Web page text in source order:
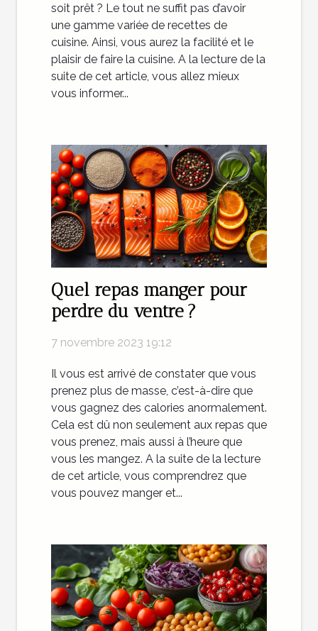
soit prêt ? Le tout ne suffit pas d’avoir
une gamme variée de recettes de
cuisine. Ainsi, vous aurez la facilité et le
plaisir de faire la cuisine. A la lecture de la
suite de cet article, vous allez mieux
vous informer...
Quel repas manger pour
perdre du ventre ?
7 novembre 2023 19:12
Il vous est arrivé de constater que vous
prenez plus de masse, c’est-à-dire que
vous gagnez des calories anormalement.
Cela est dû non seulement aux repas que
vous prenez, mais aussi à l’heure que
vous les mangez. A la suite de la lecture
de cet article, vous comprendrez que
vous pouvez manger et...